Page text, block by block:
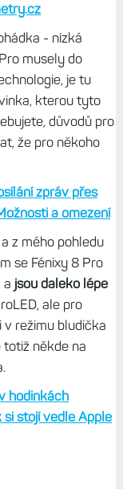
- nízká
musely do
je tu
kterou tyto
důvodů pro
že pro někoho
zpráv přes
a omezení
z mého pohledu
se Fénixy 8 Pro
a jsou daleko lépe
ale pro
režimu bludička
totiž někde na
hodinkách
stojí vedle Apple